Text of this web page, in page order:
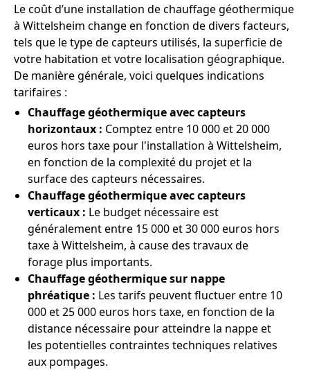
Le coût d’une installation de chauffage géothermique
à Wittelsheim change en fonction de divers facteurs,
tels que le type de capteurs utilisés, la superficie de
votre habitation et votre localisation géographique.
De manière générale, voici quelques indications
tarifaires :
Chauffage géothermique avec capteurs
horizontaux : Comptez entre 10 000 et 20 000
euros hors taxe pour l'installation à Wittelsheim,
en fonction de la complexité du projet et la
surface des capteurs nécessaires.
Chauffage géothermique avec capteurs
verticaux : Le budget nécessaire est
généralement entre 15 000 et 30 000 euros hors
taxe à Wittelsheim, à cause des travaux de
forage plus importants.
Chauffage géothermique sur nappe
phréatique : Les tarifs peuvent fluctuer entre 10
000 et 25 000 euros hors taxe, en fonction de la
distance nécessaire pour atteindre la nappe et
les potentielles contraintes techniques relatives
aux pompages.